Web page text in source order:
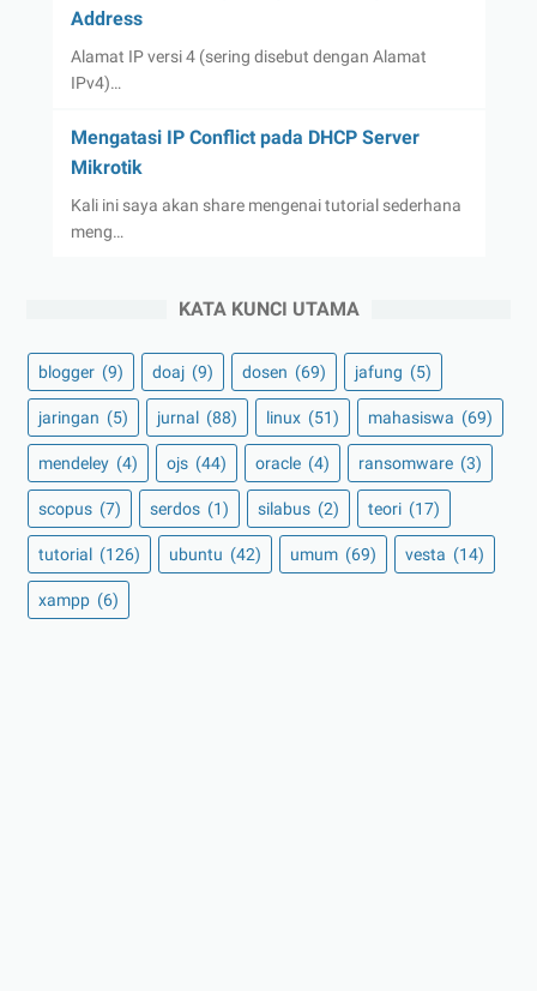
Address
Alamat IP versi 4 (sering disebut dengan Alamat
IPv4)…
Mengatasi IP Conflict pada DHCP Server
Mikrotik
Kali ini saya akan share mengenai tutorial sederhana
meng…
KATA KUNCI UTAMA
blogger (9) doaj (9) dosen (69) jafung (5)
jaringan (5) jurnal (88) linux (51) mahasiswa (69)
mendeley (4) ojs (44) oracle (4) ransomware (3)
scopus (7) serdos (1) silabus (2) teori (17)
tutorial (126) ubuntu (42) umum (69) vesta (14)
xampp (6)